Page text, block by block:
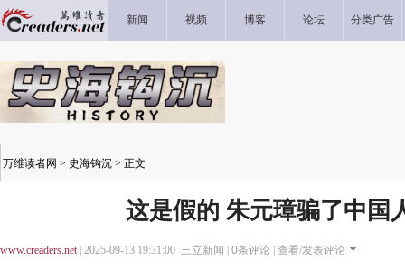
新闻 视频 博客 论坛 分类广告
万维读者网 > 史海钩沉 > 正文
这是假的 朱元璋骗了中国
www.creaders.net| 2025-09-13 19:31:00 三立新闻 | 0条评论 | 查看/发表评论